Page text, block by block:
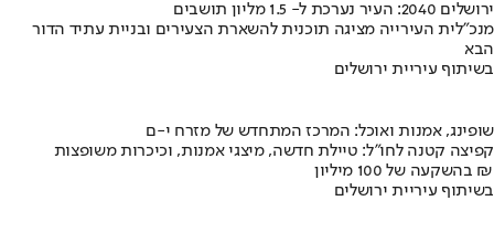
ירושלים 2040: העיר נערכת ל- 1.5 מליון תושבים
מנכ"לית העירייה מציגה תוכנית להשארת הצעירים ובניית עתיד הדור
הבא
בשיתוף עיריית ירושלים
שופינג, אמנות ואוכל: המרכז המתחדש של מזרח י-ם
קפיצה קטנה לחו"ל: טיילת חדשה, מיצגי אמנות, וכיכרות משופצות
בהשקעה של 100 מיליון ₪
בשיתוף עיריית ירושלים